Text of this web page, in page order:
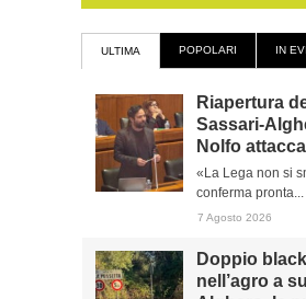
ULTIMA POPOLARI IN
Riapertura
Sassari-
Nolfo
«La Lega non si
conferma pronta...
7 Agosto 2026
Doppio
nell’agro a